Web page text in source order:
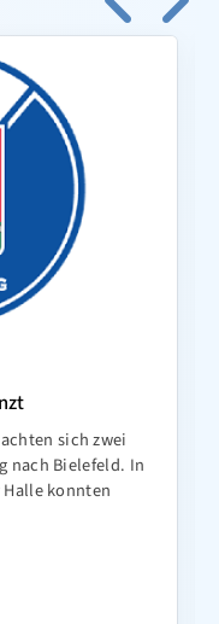
sich zwei
nach Bielefeld. In
konnten